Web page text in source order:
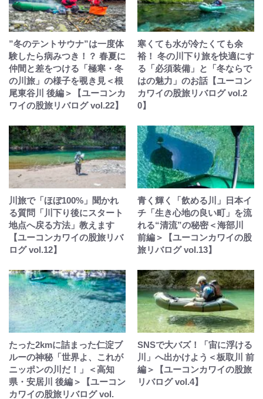
”冬のテントサウナ”は一度体
験したら病みつき！？ 春夏に
仲間と差をつける「極寒・冬
の川旅」の様子を覗き見＜根
尾東谷川 後編＞【ユーコンカ
ワイの股旅リバログ vol.22】
寒くても水が冷たくても余
裕！ 冬の川下り旅を快適にす
る「必須装備」と「冬ならで
はの魅力」のお話【ユーコン
カワイの股旅リバログ vol.2
0】
川旅で「ほぼ100%」聞かれ
る質問「川下り後にスタート
地点へ戻る方法」教えます
【ユーコンカワイの股旅リバ
ログ vol.12】
青く輝く「飲める川」日本イ
チ「生き心地の良い町」を流
れる“清流”の秘密＜海部川
前編＞【ユーコンカワイの股
旅リバログ vol.13】
たった2kmに詰まった仁淀ブ
ルーの神秘「世界よ、これが
ニッポンの川だ！」＜高知
県・安居川 後編＞【ユーコン
カワイの股旅リバログ vol.
SNSで大バズ！「宙に浮ける
川」へ出かけよう＜板取川 前
編＞【ユーコンカワイの股旅
リバログ vol.4】